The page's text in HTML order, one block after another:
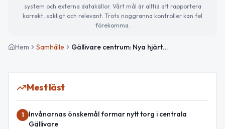
system och externa datakällor. Vårt mål är alltid att rapportera
korrekt, sakligt och relevant. Trots noggranna kontroller kan fel
förekomma.
Hem Samhälle Gällivare centrum: Nya hjärtat i Nya Gällivare
Mest läst
1
Invånarnas önskemål formar nytt torg i centrala
Gällivare